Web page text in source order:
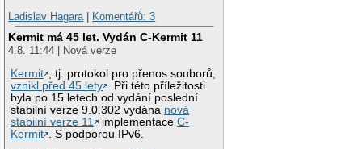
Ladislav Hagara | Komentářů: 3
Kermit má 45 let. Vydán C-Kermit 11
4.8. 11:44 | Nová verze
Kermit , tj. protokol pro přenos souborů,
vznikl před 45 lety . Při této příležitosti
byla po 15 letech od vydání poslední
stabilní verze 9.0.302 vydána nová
stabilní verze 11
implementaceC-
Kermit . S podporou IPv6.